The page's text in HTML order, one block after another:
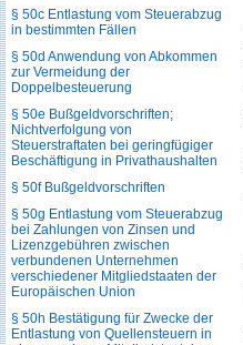
§ 50c Entlastung vom Steuerabzug
in bestimmten Fällen
§ 50d Anwendung von Abkommen
zur Vermeidung der
Doppelbesteuerung
§ 50e Bußgeldvorschriften;
Nichtverfolgung von
Steuerstraftaten bei geringfügiger
Beschäftigung in Privathaushalten
§ 50f Bußgeldvorschriften
§ 50g Entlastung vom Steuerabzug
bei Zahlungen von Zinsen und
Lizenzgebühren zwischen
verbundenen Unternehmen
verschiedener Mitgliedstaaten der
Europäischen Union
§ 50h Bestätigung für Zwecke der
Entlastung von Quellensteuern in